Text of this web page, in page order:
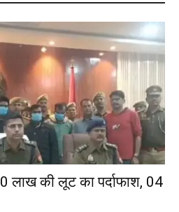
लाख की लूट का पर्दाफाश, 04